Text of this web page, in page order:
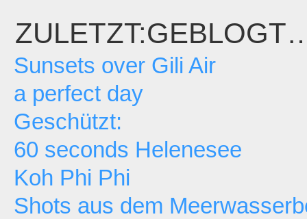
Sunsets over Gili Air
a perfect day
Geschützt:
60 seconds Helenesee
Koh Phi Phi
Shots aus dem